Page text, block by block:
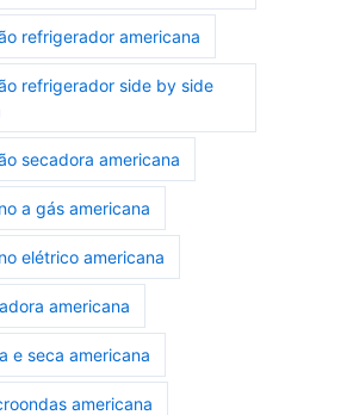
refrigerador americana
refrigerador side by side
secadora americana
a gás americana
elétrico americana
americana
e seca americana
americana